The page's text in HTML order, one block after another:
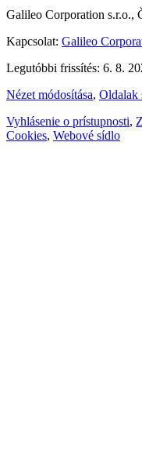
Galileo Corporation s.r.o.,
Kapcsolat: Galileo
Legutóbbi frissítés: 6. 8.
Nézet módosítása, Oldalak
Vyhlásenie o prístupnosti,
Cookies, Webové sídlo